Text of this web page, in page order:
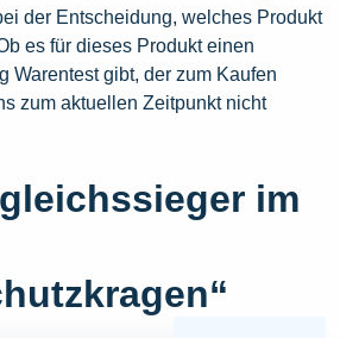
der Entscheidung, welches Produkt
es für dieses Produkt einen
Warentest gibt, der zum Kaufen
zum aktuellen Zeitpunkt nicht
im